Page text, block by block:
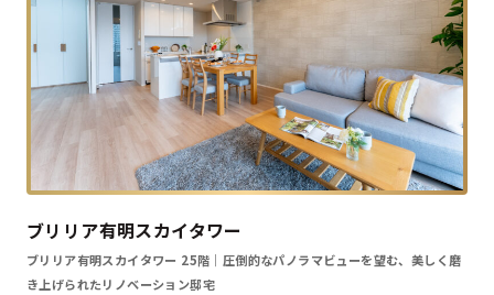
ブリリア有明スカイタワー
ブリリア有明スカイタワー 25階｜圧倒的なパノラマビューを望む、美しく磨
き上げられたリノベーション邸宅